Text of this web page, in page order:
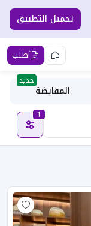
تحميل التطبيق
أطلب
المقايضة
جديد
1